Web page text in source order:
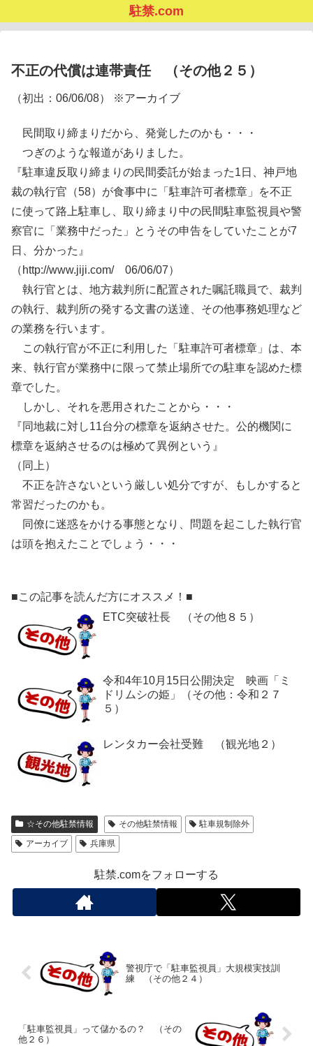
駐禁.com
不正の代償は連帯責任 （その他２５）
（初出：06/06/08） ※アーカイブ
民間取り締まりだから、発覚したのかも・・・
つぎのような報道がありました。
『駐車違反取り締まりの民間委託が始まった1日、神戸地
裁の執行官（58）が食事中に「駐車許可者標章」を不正
に使って路上駐車し、取り締まり中の民間駐車監視員や警
察官に「業務中だった」とうその申告をしていたことが7
日、分かった』
（http://www.jiji.com/ 06/06/07）
執行官とは、地方裁判所に配置された嘱託職員で、裁判
の執行、裁判所の発する文書の送達、その他事務処理など
の業務を行います。
この執行官が不正に利用した「駐車許可者標章」は、本
来、執行官が業務中に限って禁止場所での駐車を認めた標
章でした。
しかし、それを悪用されたことから・・・
『同地裁に対し11台分の標章を返納させた。公的機関に
標章を返納させるのは極めて異例という』
（同上）
不正を許さないという厳しい処分ですが、もしかすると
常習だったのかも。
同僚に迷惑をかける事態となり、問題を起こした執行官
は頭を抱えたことでしょう・・・
■この記事を読んだ方にオススメ！■
ETC突破社長 （その他８５）
令和4年10月15日公開決定 映画「ミ
ドリムシの姫」（その他：令和２７
５）
レンタカー会社受難 （観光地２）
☆その他駐禁情報 その他駐禁情報
駐車規制除外
アーカイブ
兵庫県
駐禁.comをフォローする
警視庁で「駐車監視員」大規模実技訓
練 （その他２４）
「駐車監視員」って儲かるの？ （その
他２６）